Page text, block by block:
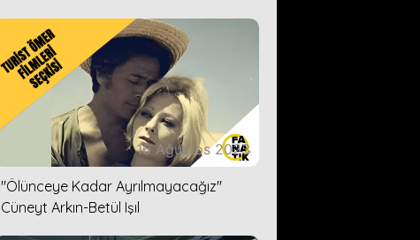
16 Ağustos 2023
''Ölünceye Kadar Ayrılmayacağız''
Cüneyt Arkın-Betül Işıl